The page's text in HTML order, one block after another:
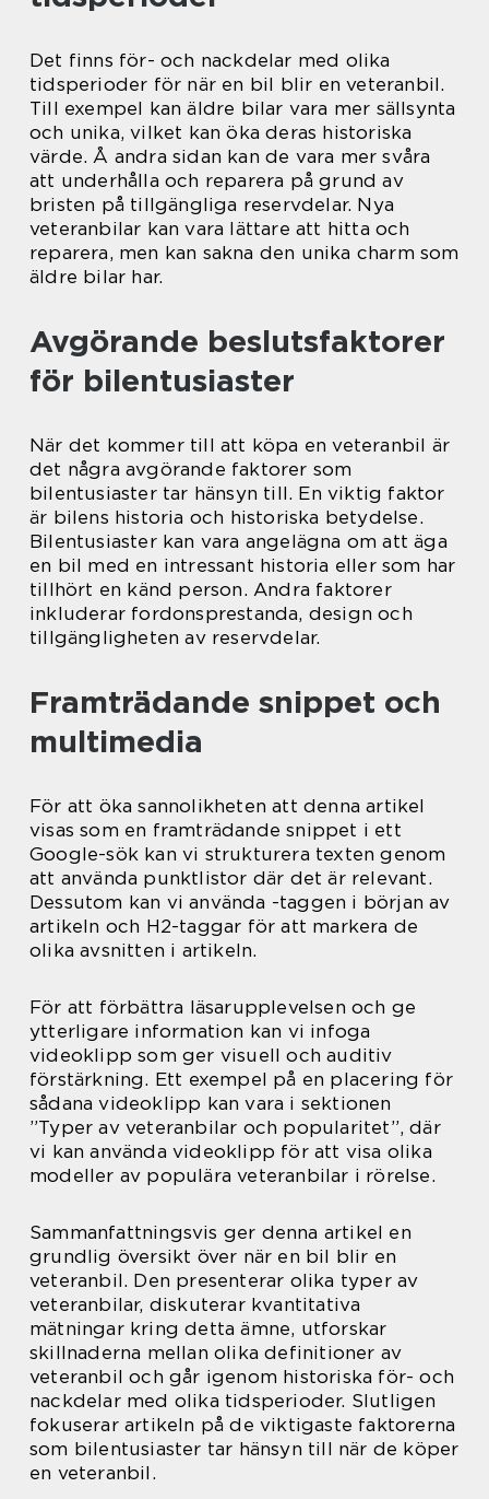
Det finns för- och nackdelar med olika
tidsperioder för när en bil blir en veteranbil.
Till exempel kan äldre bilar vara mer sällsynta
och unika, vilket kan öka deras historiska
värde. Å andra sidan kan de vara mer svåra
att underhålla och reparera på grund av
bristen på tillgängliga reservdelar. Nya
veteranbilar kan vara lättare att hitta och
reparera, men kan sakna den unika charm som
äldre bilar har.
Avgörande beslutsfaktorer
för bilentusiaster
När det kommer till att köpa en veteranbil är
det några avgörande faktorer som
bilentusiaster tar hänsyn till. En viktig faktor
är bilens historia och historiska betydelse.
Bilentusiaster kan vara angelägna om att äga
en bil med en intressant historia eller som har
tillhört en känd person. Andra faktorer
inkluderar fordonsprestanda, design och
tillgängligheten av reservdelar.
Framträdande snippet och
multimedia
För att öka sannolikheten att denna artikel
visas som en framträdande snippet i ett
Google-sök kan vi strukturera texten genom
att använda punktlistor där det är relevant.
Dessutom kan vi använda -taggen i början av
artikeln och H2-taggar för att markera de
olika avsnitten i artikeln.
För att förbättra läsarupplevelsen och ge
ytterligare information kan vi infoga
videoklipp som ger visuell och auditiv
förstärkning. Ett exempel på en placering för
sådana videoklipp kan vara i sektionen
”Typer av veteranbilar och popularitet”, där
vi kan använda videoklipp för att visa olika
modeller av populära veteranbilar i rörelse.
Sammanfattningsvis ger denna artikel en
grundlig översikt över när en bil blir en
veteranbil. Den presenterar olika typer av
veteranbilar, diskuterar kvantitativa
mätningar kring detta ämne, utforskar
skillnaderna mellan olika definitioner av
veteranbil och går igenom historiska för- och
nackdelar med olika tidsperioder. Slutligen
fokuserar artikeln på de viktigaste faktorerna
som bilentusiaster tar hänsyn till när de köper
en veteranbil.